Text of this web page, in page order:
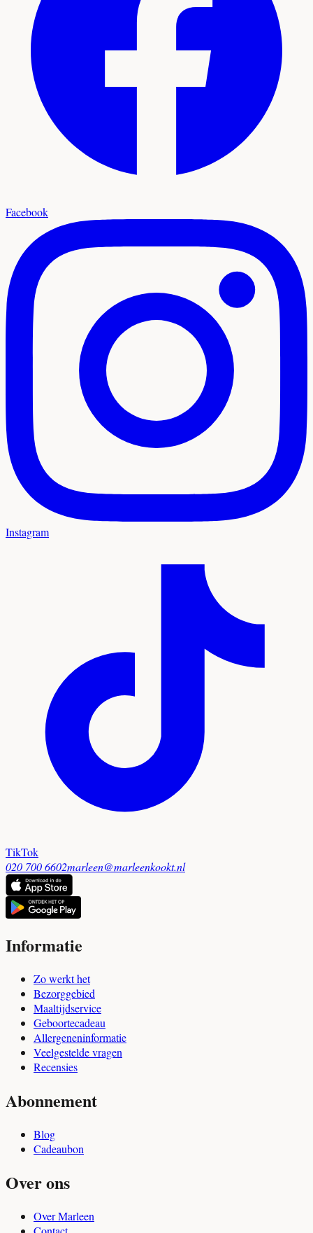
Facebook
Instagram
TikTok
020 700 6602marleen@marleenkookt.nl
Informatie
Zo werkt het
Bezorggebied
Maaltijdservice
Geboortecadeau
Allergeneninformatie
Veelgestelde vragen
Recensies
Abonnement
Blog
Cadeaubon
Over ons
Over Marleen